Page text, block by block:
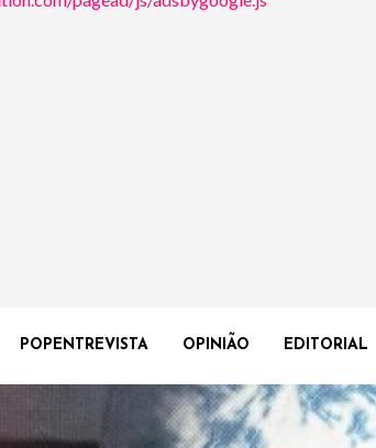
POPENTREVISTA OPINIÃO EDITORIAL